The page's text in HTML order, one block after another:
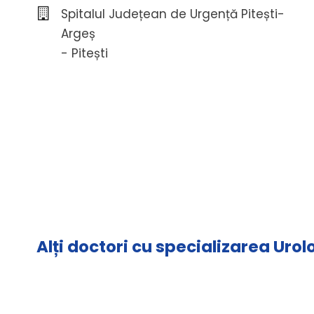
Spitalul Județean de Urgență Pitești-
Argeș
- Pitești
Alți doctori cu specializarea